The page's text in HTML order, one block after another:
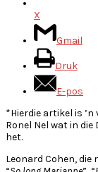
X
Gmail
Druk
E-pos
*Hierdie artikel is
Ronel Nel wat in die
het.
Leonard Cohen, die